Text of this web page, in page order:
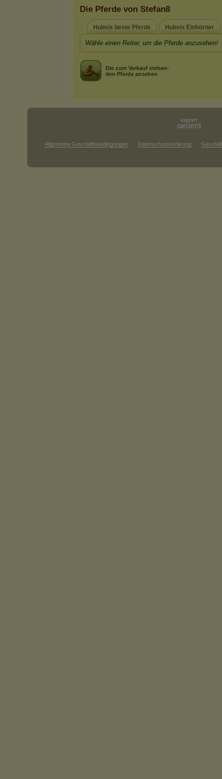
Die Pferde von Stefan8
Hubsis beste Pferde Hubsis Einhörner
Wähle einen Reiter, um die Pferde anzusehen!
Die zum Verkauf stehen-
den Pferde ansehen
Allgemeine Geschäftsbedingungen Datenschutzerklärung